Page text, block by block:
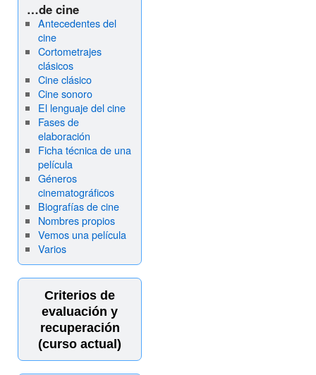
…de cine
Antecedentes del
cine
Cortometrajes
clásicos
Cine clásico
Cine sonoro
El lenguaje del cine
Fases de
elaboración
Ficha técnica de una
película
Géneros
cinematográficos
Biografías de cine
Nombres propios
Vemos una película
Varios
Criterios de
evaluación y
recuperación
(curso actual)